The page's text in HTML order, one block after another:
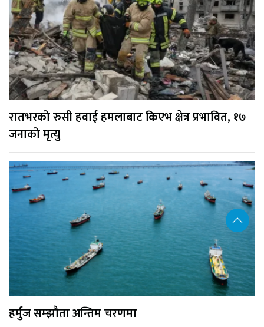
रातभरको रुसी हवाई हमलाबाट किएभ क्षेत्र प्रभावित, १७
जनाको मृत्यु
हर्मुज सम्झौता अन्तिम चरणमा